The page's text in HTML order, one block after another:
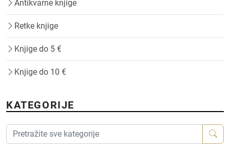
Antikvarne knjige
Retke knjige
Knjige do 5 €
Knjige do 10 €
KATEGORIJE